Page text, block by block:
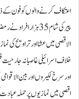
اعتکاف کرنے والوں کو فون کے
پیرکی شام 35 ہزار
الاقصی میں عشا اور تراویح کی
خلاف اسرائیلی غاصبانہ
اور سرخ لکیروں اور بین
اقصی میں نمازیوں پر حملہ